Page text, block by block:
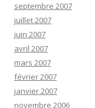
septembre 2007
juillet 2007
juin 2007
avril 2007
mars 2007
février 2007
janvier 2007
novembre 2006